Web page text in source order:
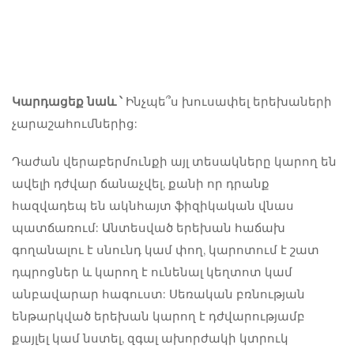
Կարդացեք նաև ՝ Ինչպե՞ս խուսափել երեխաների
չարաշահումներից:
Դաժան վերաբերմունքի այլ տեսակները կարող են
ավելի դժվար ճանաչվել, քանի որ դրանք
հազվադեպ են ակնհայտ ֆիզիկական վնաս
պատճառում: Անտեսված երեխան հաճախ
գողանալու է սնունդ կամ փող, կարոտում է շատ
դպրոցներ և կարող է ունենալ կեղտոտ կամ
անբավարար հագուստ: Սեռական բռնության
ենթարկված երեխան կարող է դժվարությամբ
քայլել կամ նստել, զգալ ախորժակի կտրուկ